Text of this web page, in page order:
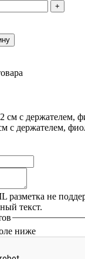
+
с держателем,
разметка не
текст.
ниже